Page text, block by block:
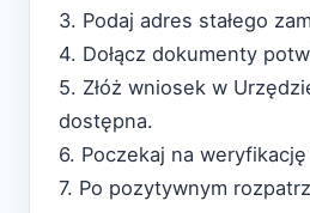
3. Podaj adres stałego
4. Dołącz dokumenty
5. Złóż wniosek w
dostępna.
6. Poczekaj na
7. Po pozytywnym